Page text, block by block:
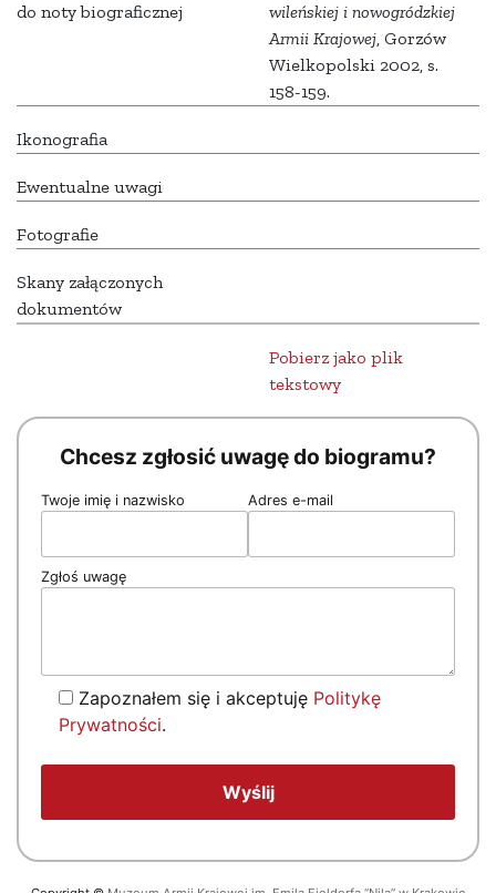
do noty biograficznej
wileńskiej i nowogródzkiej
Armii Krajowej, Gorzów
Wielkopolski 2002, s.
158-159.
Ikonografia
Ewentualne uwagi
Fotografie
Skany załączonych
dokumentów
Pobierz jako plik
tekstowy
Chcesz zgłosić uwagę do biogramu?
Twoje imię i nazwisko Adres e-mail
Zgłoś uwagę
Zapoznałem się i akceptuję Politykę
Prywatności.